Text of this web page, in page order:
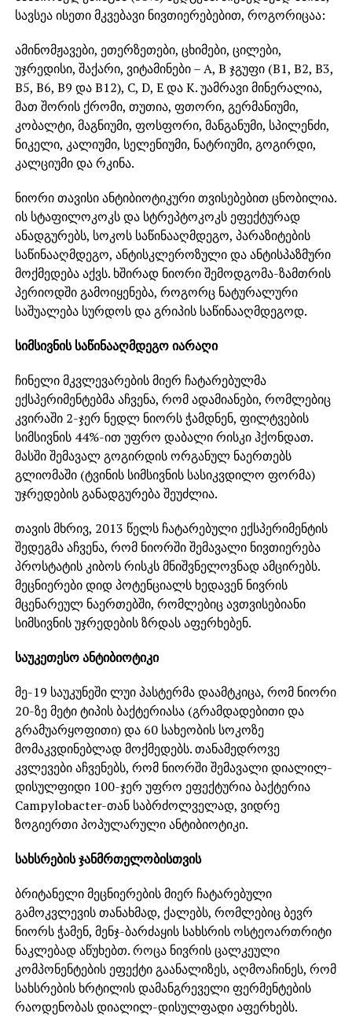
სავსეა ისეთი მკვებავი ნივთიერებებით, როგორიცაა:
ამინომჟავები, ეთერზეთები, ცხიმები, ცილები,
უჯრედისი, შაქარი, ვიტამინები – A, B ჯგუფი (B1, B2, B3,
B5, B6, B9 და B12), C, D, E და K. უამრავი მინერალია,
მათ შორის ქრომი, თუთია, ფთორი, გერმანიუმი,
კობალტი, მაგნიუმი, ფოსფორი, მანგანუმი, სპილენძი,
ნიკელი, კალიუმი, სელენიუმი, ნატრიუმი, გოგირდი,
კალციუმი და რკინა.
ნიორი თავისი ანტიბიოტიკური თვისებებით ცნობილია.
ის სტაფილოკოკს და სტრეპტოკოკს ეფექტურად
ანადგურებს, სოკოს საწინააღმდეგო, პარაზიტების
საწინააღმდეგო, ანტისკლეროზული და ანტისპაზმური
მოქმედება აქვს. ხშირად ნიორი შემოდგომა-ზამთრის
პერიოდში გამოიყენება, როგორც ნატურალური
საშუალება სურდოს და გრიპის საწინააღმდეგოდ.
სიმსივნის საწინააღმდეგო იარაღი
ჩინელი მკვლევარების მიერ ჩატარებულმა
ექსპერიმენტებმა აჩვენა, რომ ადამიანები, რომლებიც
კვირაში 2-ჯერ ნედლ ნიორს ჭამდნენ, ფილტვების
სიმსივნის 44%-ით უფრო დაბალი რისკი ჰქონდათ.
მასში შემავალ გოგირდის ორგანულ ნაერთებს
გლიომაში (ტვინის სიმსივნის სასიკვდილო ფორმა)
უჯრედების განადგურება შეუძლია.
თავის მხრივ, 2013 წელს ჩატარებული ექსპერიმენტის
შედეგმა აჩვენა, რომ ნიორში შემავალი ნივთიერება
პროსტატის კიბოს რისკს მნიშვნელოვნად ამცირებს.
მეცნიერები დიდ პოტენციალს ხედავენ ნივრის
მცენარეულ ნაერთებში, რომლებიც ავთვისებიანი
სიმსივნის უჯრედების ზრდას აფერხებენ.
საუკეთესო ანტიბიოტიკი
მე-19 საუკუნეში ლუი პასტერმა დაამტკიცა, რომ ნიორი
20-ზე მეტი ტიპის ბაქტერიასა (გრამდადებითი და
გრამუარყოფითი) და 60 სახეობის სოკოზე
მომაკვდინებლად მოქმედებს. თანამედროვე
კვლევები აჩვენებს, რომ ნიორში შემავალი დიალილ-
დისულფიდი 100-ჯერ უფრო ეფექტურია ბაქტერია
Campylobacter-თან საბრძოლველად, ვიდრე
ზოგიერთი პოპულარული ანტიბიოტიკი.
სახსრების ჯანმრთელობისთვის
ბრიტანელი მეცნიერების მიერ ჩატარებული
გამოკვლევის თანახმად, ქალებს, რომლებიც ბევრ
ნიორს ჭამენ, მენჯ-ბარძაყის სახსრის ოსტეოართრიტი
ნაკლებად აწუხებთ. როცა ნივრის ცალკეული
კომპონენტების ეფექტი გაანალიზეს, აღმოაჩინეს, რომ
სახსრების ხრტილის დამანგრეველი ფერმენტების
რაოდენობას დიალილ-დისულფადი აფერხებს.